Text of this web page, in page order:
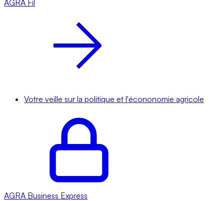
AGRA Fil
Votre veille sur la politique et l'écononomie agricole
AGRA Business Express